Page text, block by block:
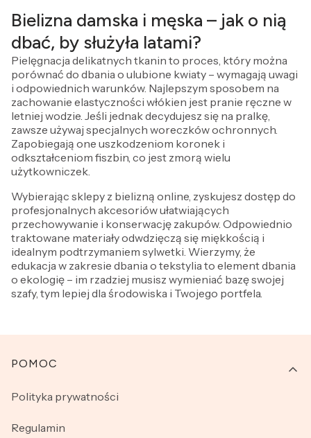
Bielizna damska i męska – jak o nią
dbać, by służyła latami?
Pielęgnacja delikatnych tkanin to proces, który można
porównać do dbania o ulubione kwiaty – wymagają uwagi
i odpowiednich warunków. Najlepszym sposobem na
zachowanie elastyczności włókien jest pranie ręczne w
letniej wodzie. Jeśli jednak decydujesz się na pralkę,
zawsze używaj specjalnych woreczków ochronnych.
Zapobiegają one uszkodzeniom koronek i
odkształceniom fiszbin, co jest zmorą wielu
użytkowniczek.
Wybierając sklepy z bielizną online, zyskujesz dostęp do
profesjonalnych akcesoriów ułatwiających
przechowywanie i konserwację zakupów. Odpowiednio
traktowane materiały odwdzięczą się miękkością i
idealnym podtrzymaniem sylwetki. Wierzymy, że
edukacja w zakresie dbania o tekstylia to element dbania
o ekologię – im rzadziej musisz wymieniać bazę swojej
szafy, tym lepiej dla środowiska i Twojego portfela.
Linki w stopce
POMOC
Polityka prywatności
Regulamin